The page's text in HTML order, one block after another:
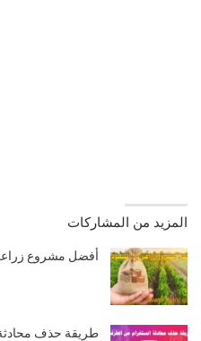
المزيد من المشاركات
أفضل مشروع
طريقة حذف